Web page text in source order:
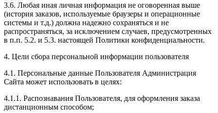
3.6. Любая иная личная информация не оговоренная выше
(история заказов, используемые браузеры и операционные
системы и т.д.) должна надежно сохраняться и не
распространяться, за исключением случаев, предусмотренных
в п.п. 5.2. и 5.3. настоящей Политики конфиденциальности.
4. Цели сбора персональной информации пользователя
4.1. Персональные данные Пользователя Администрация
Сайта может использовать в целях:
4.1.1. Распознавания Пользователя, для оформления заказа
дистанционным способом;